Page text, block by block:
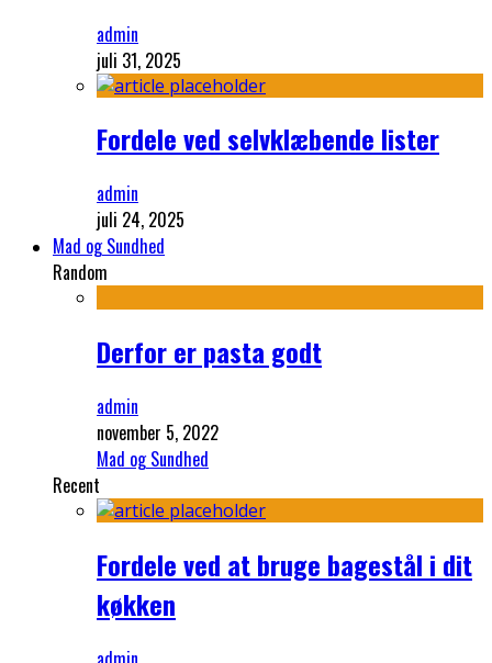
admin
juli 31, 2025
Fordele ved selvklæbende lister
admin
juli 24, 2025
Mad og Sundhed
Random
Derfor er pasta godt
admin
november 5, 2022
Mad og Sundhed
Recent
Fordele ved at bruge bagestål i dit
køkken